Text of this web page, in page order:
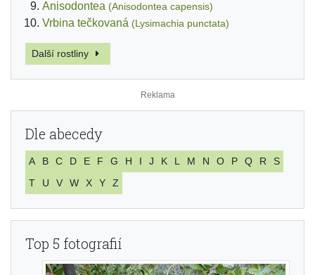
Anisodontea (Anisodontea capensis)
Vrbina tečkovaná (Lysimachia punctata)
Další rostliny
Dle abecedy
A B C D E F G H I J K L M N O P Q R
S
T
U V W X Y Z
Top 5 fotografií